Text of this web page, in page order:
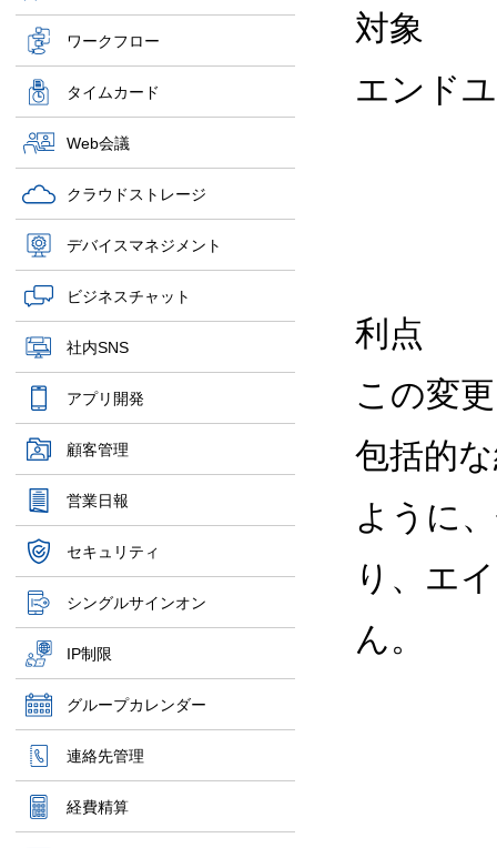
ワークフロー
タイムカード
Web会議
クラウドストレージ
デバイスマネジメント
ビジネスチャット
社内SNS
アプリ開発
顧客管理
営業日報
セキュリティ
シングルサインオン
IP制限
グループカレンダー
連絡先管理
経費精算
対象
エンド
利点
この変
包括的
ように
り、エ
ん。